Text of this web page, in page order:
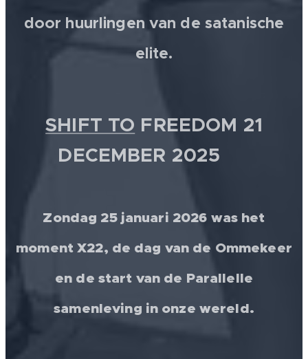
door huurlingen van de satanische
elite.
SHIFT TO FREEDOM 21
DECEMBER 2025 💫
Zondag 25 januari 2026 was het
moment X22, de dag van de Ommekeer
en de start van de Parallelle
samenleving in onze wereld.